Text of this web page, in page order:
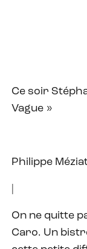
Ce soir
Vague »
Philippe
On ne quitte
Caro. Un